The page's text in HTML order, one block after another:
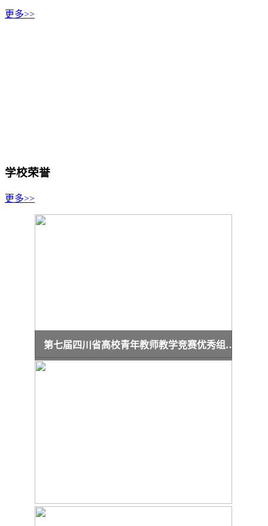
更多>>
学校荣誉
更多>>
第七届四川省高校青年教师教学竞赛优秀组织奖